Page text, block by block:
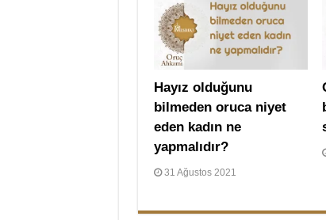
Hayız olduğunu
bilmeden oruca niyet
eden kadın ne
yapmalıdır?
31 Ağustos 2021